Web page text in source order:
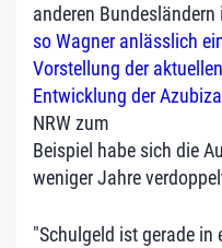
anderen Bundesländern
so Wagner anlässlich
Vorstellung der
Entwicklung der
NRW zum
Beispiel habe sich die
weniger Jahre
"Schulgeld ist gerade in